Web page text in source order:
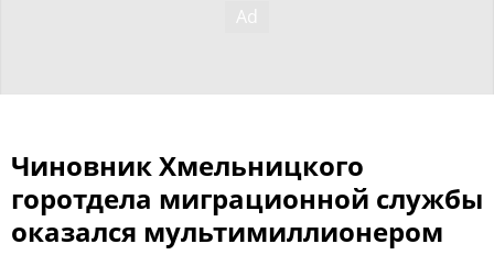
Чиновник Хмельницкого
горотдела миграционной службы
оказался мультимиллионером